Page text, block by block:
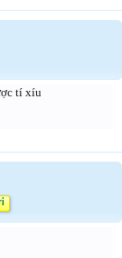
tí xíu